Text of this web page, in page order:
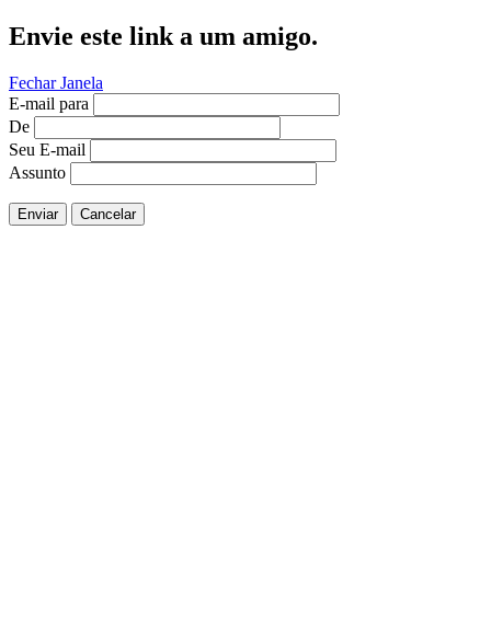
Envie este link a um amigo.
Fechar Janela
E-mail para
De
Seu E-mail
Assunto
Enviar Cancelar